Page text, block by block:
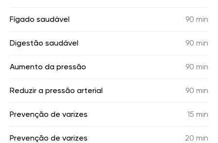
Fígado saudável 90 min
Digestão saudável 90 min
Aumento da pressão 90 min
Reduzir a pressão arterial 90 min
Prevenção de varizes 15 min
Prevenção de varizes 20 min